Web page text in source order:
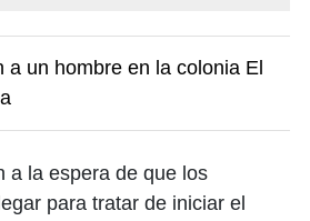
a un hombre en la colonia El
a la espera de que los
para tratar de iniciar el